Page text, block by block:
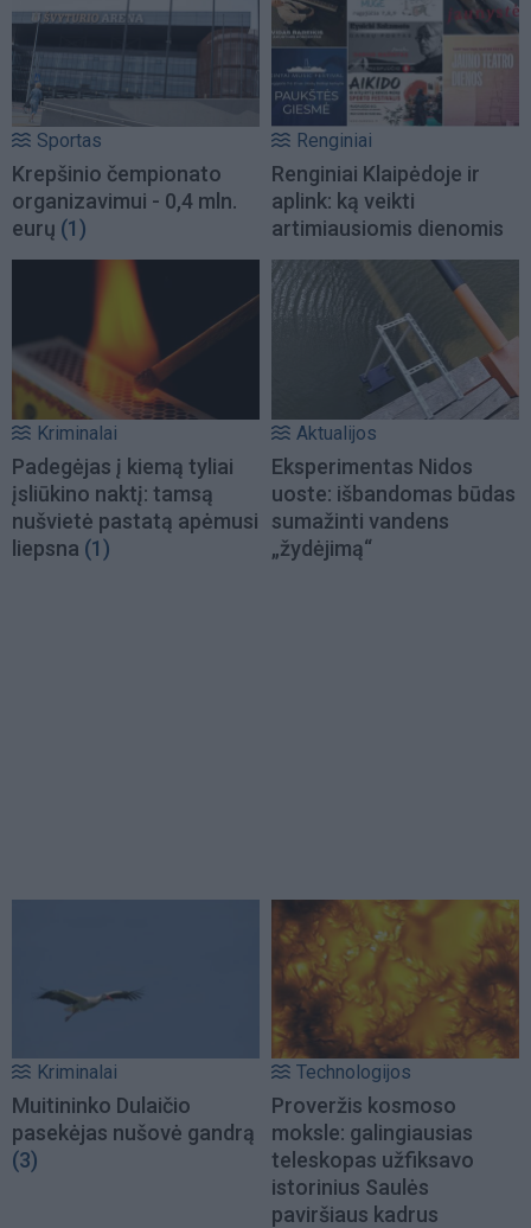
Sportas
Krepšinio čempionato
organizavimui - 0,4 mln.
eurų (1)
Renginiai
Renginiai Klaipėdoje ir
aplink: ką veikti
artimiausiomis dienomis
Kriminalai
Padegėjas į kiemą tyliai
įsliūkino naktį: tamsą
nušvietė pastatą apėmusi
liepsna (1)
Aktualijos
Eksperimentas Nidos
uoste: išbandomas būdas
sumažinti vandens
„žydėjimą“
Kriminalai
Muitininko Dulaičio
pasekėjas nušovė gandrą
(3)
Technologijos
Proveržis kosmoso
moksle: galingiausias
teleskopas užfiksavo
istorinius Saulės
paviršiaus kadrus